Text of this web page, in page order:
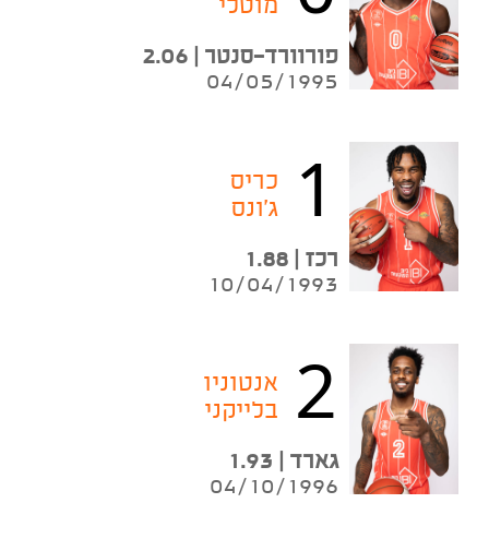
מוטלי
פורוורד-סנטר | 2.06
04/05/1995
1
כריס
ג'ונס
רכז | 1.88
10/04/1993
2
אנטוניו
בלייקני
גארד | 1.93
04/10/1996